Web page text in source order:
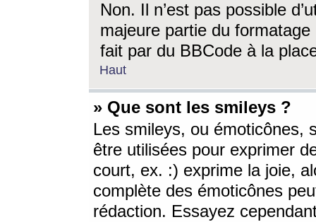
Non. Il n’est pas possible
majeure partie du
fait par du BBCode à la
Haut
» Que sont les smileys ?
Les smileys, ou émoticônes,
être utilisées pour exprimer
court, ex. :) exprime la joie,
complète des émoticônes
rédaction. Essayez